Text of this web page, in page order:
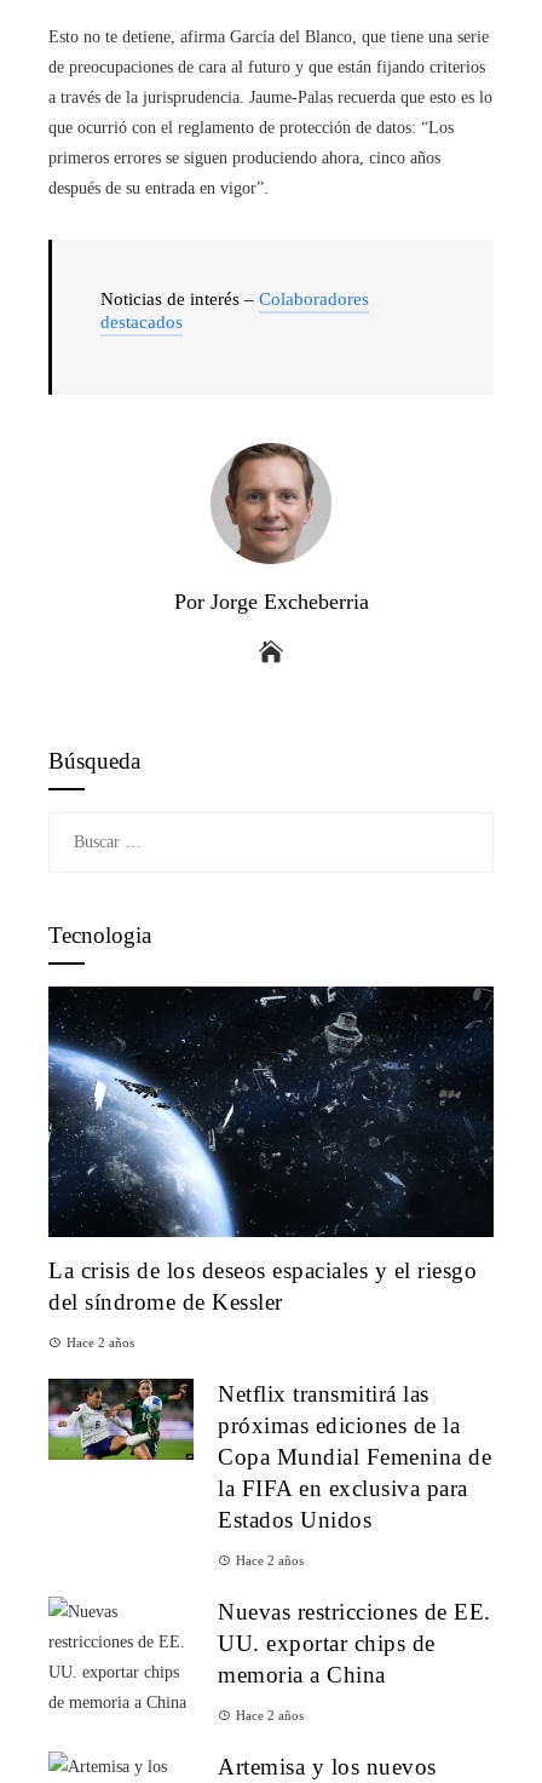
Esto no te detiene, afirma García del Blanco, que tiene una serie
de preocupaciones de cara al futuro y que están fijando criterios
a través de la jurisprudencia. Jaume-Palas recuerda que esto es lo
que ocurrió con el reglamento de protección de datos: “Los
primeros errores se siguen produciendo ahora, cinco años
después de su entrada en vigor”.
Noticias de interés – Colaboradores
destacados
Por Jorge Excheberria
Búsqueda
Tecnologia
La crisis de los deseos espaciales y el riesgo
del síndrome de Kessler
Hace 2 años
Netflix transmitirá las
próximas ediciones de la
Copa Mundial Femenina de
la FIFA en exclusiva para
Estados Unidos
Hace 2 años
Nuevas restricciones de EE.
UU. exportar chips de
memoria a China
Hace 2 años
Artemisa y los nuevos